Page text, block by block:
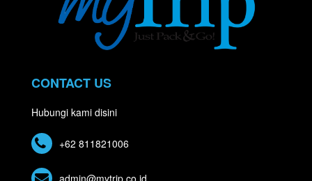
CONTACT US
Hubungi kami disini
+62 811821006